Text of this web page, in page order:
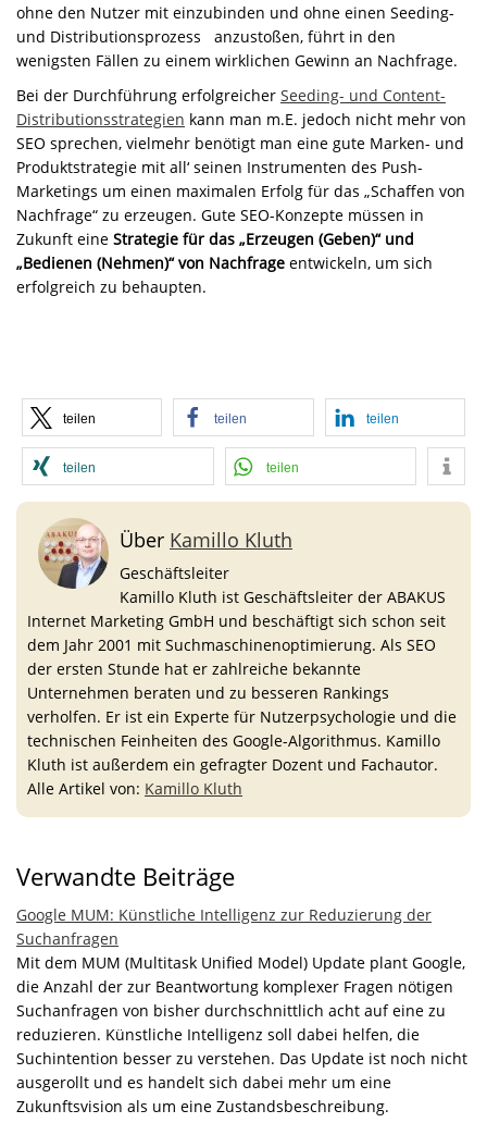
ohne den Nutzer mit einzubinden und ohne einen Seeding-
und Distributionsprozess anzustoßen, führt in den
wenigsten Fällen zu einem wirklichen Gewinn an Nachfrage.
Bei der Durchführung erfolgreicher Seeding- und Content-
Distributionsstrategien kann man m.E. jedoch nicht mehr von
SEO sprechen, vielmehr benötigt man eine gute Marken- und
Produktstrategie mit all‘ seinen Instrumenten des Push-
Marketings um einen maximalen Erfolg für das „Schaffen von
Nachfrage“ zu erzeugen. Gute SEO-Konzepte müssen in
Zukunft eine Strategie für das „Erzeugen (Geben)“ und
„Bedienen (Nehmen)“ von Nachfrage entwickeln, um sich
erfolgreich zu behaupten.
teilen teilen teilen
teilen teilen
Über Kamillo Kluth
Geschäftsleiter
Kamillo Kluth ist Geschäftsleiter der ABAKUS
Internet Marketing GmbH und beschäftigt sich schon seit
dem Jahr 2001 mit Suchmaschinenoptimierung. Als SEO
der ersten Stunde hat er zahlreiche bekannte
Unternehmen beraten und zu besseren Rankings
verholfen. Er ist ein Experte für Nutzerpsychologie und die
technischen Feinheiten des Google-Algorithmus. Kamillo
Kluth ist außerdem ein gefragter Dozent und Fachautor.
Alle Artikel von: Kamillo Kluth
Verwandte Beiträge
Google MUM: Künstliche Intelligenz zur Reduzierung der
Suchanfragen
Mit dem MUM (Multitask Unified Model) Update plant Google,
die Anzahl der zur Beantwortung komplexer Fragen nötigen
Suchanfragen von bisher durchschnittlich acht auf eine zu
reduzieren. Künstliche Intelligenz soll dabei helfen, die
Suchintention besser zu verstehen. Das Update ist noch nicht
ausgerollt und es handelt sich dabei mehr um eine
Zukunftsvision als um eine Zustandsbeschreibung.